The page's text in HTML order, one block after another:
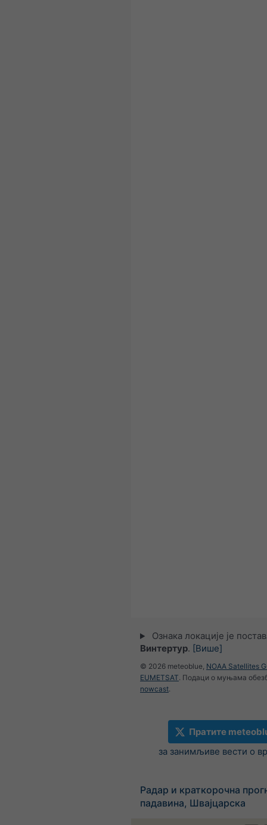
Ознака локације је
Винтертур. [Више]
© 2026 meteoblue, NOAA Satellites
EUMETSAT. Подаци о муњама
nowcast.
Пратите
за занимљиве вести о
Радар и краткорочна
падавина, Швајцарска